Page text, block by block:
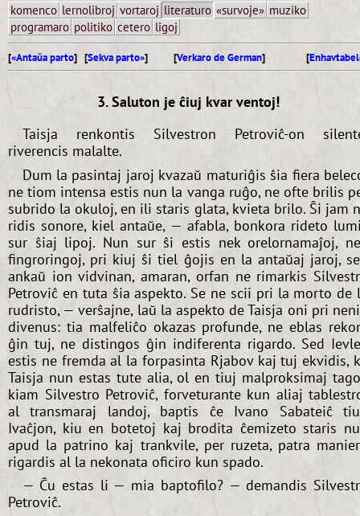
komenco lernolibroj vortaroj literaturo «survoje» muziko
programaro politiko cetero ligoj
[«Antaŭa parto] [Sekva parto»] [Verkaro de German] [
3. Saluton je ĉiuj kvar ventoj!
Taisja renkontis Silvestron Petroviĉ-on
riverencis malalte.
Dum la pasintaj jaroj kvazaŭ maturiĝis ŝia fiera
ne tiom intensa estis nun la vanga ruĝo, ne ofte brilis
subrido la okuloj, en ili staris glata, kvieta brilo. Ŝi jam
ridis sonore, kiel antaŭe, — afabla, bonkora rideto
sur ŝiaj lipoj. Nun sur ŝi estis nek orelornamaĵoj,
fingroringoj, pri kiuj ŝi tiel ĝojis en la antaŭaj jaroj,
ankaŭ ion vidvinan, amaran, orfan ne rimarkis
Petroviĉ en tuta ŝia aspekto. Se ne scii pri la morto de
rudristo, — verŝajne, laŭ la aspekto de Taisja oni pri
divenus: tia malfeliĉo okazas profunde, ne eblas
ĝin tuj, ne distingos ĝin indiferenta rigardo. Sed
estis ne fremda al la forpasinta Rjabov kaj tuj ekvidis,
Taisja nun estas tute alia, ol en tiuj malproksimaj
kiam Silvestro Petroviĉ, forveturante kun aliaj
al transmaraj landoj, baptis ĉe Ivano Sabateiĉ
Ivaĉjon, kiu en botetoj kaj brodita ĉemizeto staris
apud la patrino kaj trankvile, per ruzeta, patra
rigardis al la nekonata oficiro kun spado.
— Ĉu estas li — mia baptofilo? — demandis
Petroviĉ.